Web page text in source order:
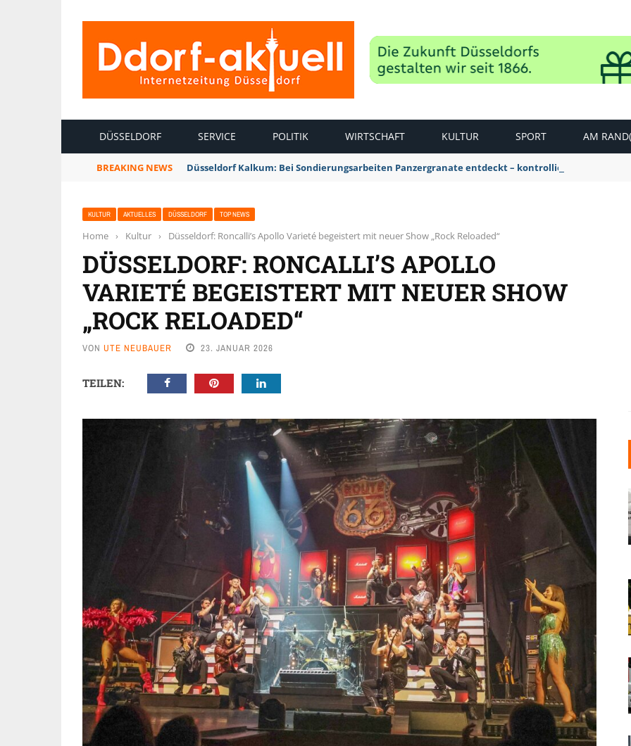
DÜSSELDORF SERVICE POLITIK WIRTSCHAFT KULTUR SPORT AM
BREAKING NEWS Düsseldorf Kalkum: Bei Sondierungsarbeiten Panzergranate entdeckt – kontrollierte Sprengung
KULTUR AKTUELLES DÜSSELDORF TOP NEWS
Home › Kultur › Düsseldorf: Roncalli’s Apollo Varieté begeistert mit neuer Show „Rock Reloaded“
DÜSSELDORF: RONCALLI’S APOLLO
VARIETÉ BEGEISTERT MIT NEUER SHOW
„ROCK RELOADED“
VON UTE NEUBAUER 23. JANUAR 2026
TEILEN: